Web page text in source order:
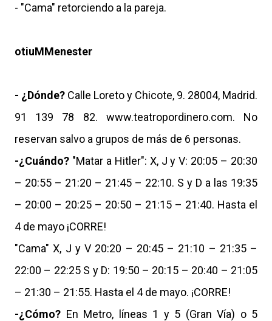
- "Cama" retorciendo a la pareja.
otiuMMenester
- ¿Dónde? Calle Loreto y Chicote, 9. 28004, Madrid.
91 139 78 82. www.teatropordinero.com. No
reservan salvo a grupos de más de 6 personas.
-¿Cuándo? "Matar a Hitler": X, J y V: 20:05 – 20:30
– 20:55 – 21:20 – 21:45 – 22:10. S y D a las 19:35
– 20:00 – 20:25 – 20:50 – 21:15 – 21:40. Hasta el
4 de mayo ¡CORRE!
"Cama" X, J y V 20:20 – 20:45 – 21:10 – 21:35 –
22:00 – 22:25 S y D: 19:50 – 20:15 – 20:40 – 21:05
– 21:30 – 21:55. Hasta el 4 de mayo. ¡CORRE!
-¿Cómo? En Metro, líneas 1 y 5 (Gran Vía) o 5